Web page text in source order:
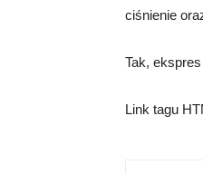
ciśnienie
Tak,
Link tagu